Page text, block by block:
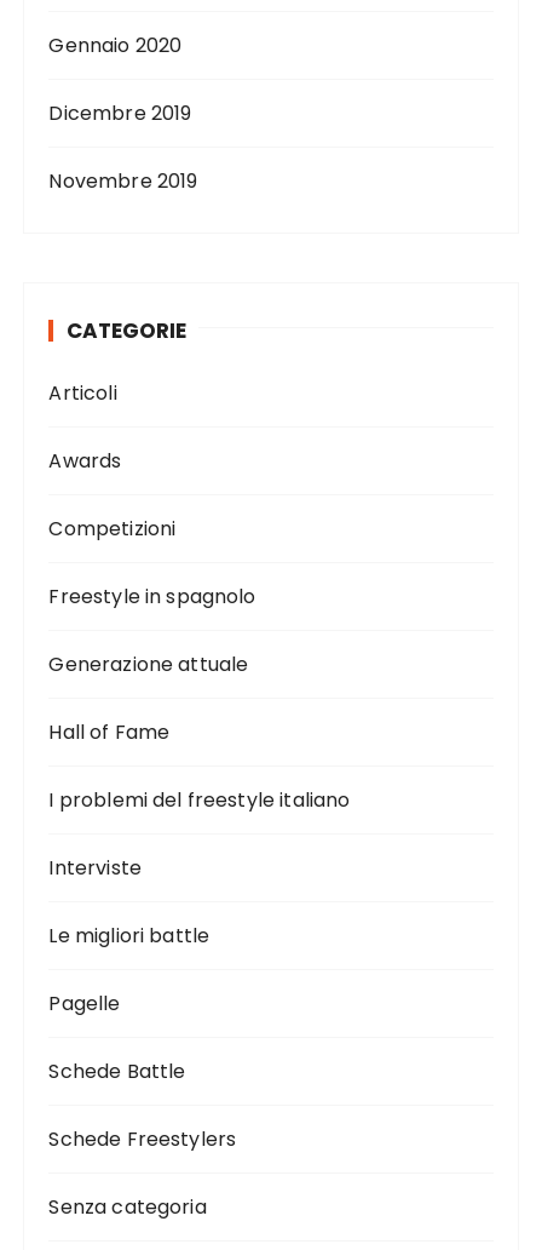
Gennaio 2020
Dicembre 2019
Novembre 2019
CATEGORIE
Articoli
Awards
Competizioni
Freestyle in spagnolo
Generazione attuale
Hall of Fame
I problemi del freestyle italiano
Interviste
Le migliori battle
Pagelle
Schede Battle
Schede Freestylers
Senza categoria